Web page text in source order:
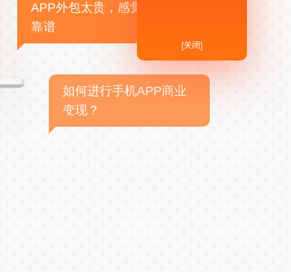
APP外包太贵，感觉不
靠谱
如何进行手机APP商业
变现？
[关闭]